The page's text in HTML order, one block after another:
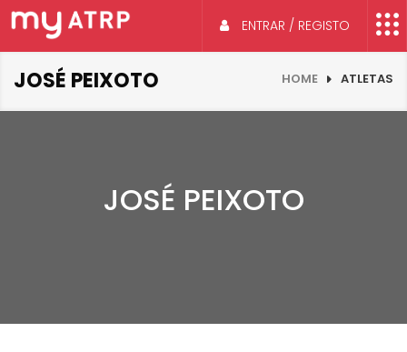
ENTRAR / REGISTO
JOSÉ PEIXOTO HOME ATLETAS
JOSÉ PEIXOTO